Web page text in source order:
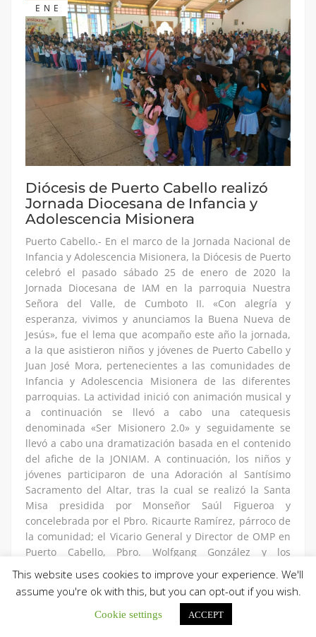
ENE
Diócesis de Puerto Cabello realizó
Jornada Diocesana de Infancia y
Adolescencia Misionera
Puerto Cabello.- En el marco de la Jornada Nacional de
Infancia y Adolescencia Misionera, la Diócesis de Puerto
celebró el pasado sábado 25 de enero de 2020 la
Jornada Diocesana de IAM en la parroquia Nuestra
Señora del Valle, de Cumboto II. «Con alegría y
esperanza, vivimos y anunciamos la Buena Nueva de
Jesús», fue el lema que acompaño este año la jornada,
a la que asistieron niños y jóvenes de Puerto Cabello y
Juan José Mora, pertenecientes a las comunidades de
Infancia y Adolescencia Misionera de las diferentes
parroquias. La actividad inició con animación musical y
a continuación se llevó a cabo una catequesis
denominada «Ser Misionero 2.0» y seguidamente se
llevó a cabo una dramatización basada en el contenido
del afiche de la JONIAM. A continuación, los niños y
jóvenes participaron de una Adoración al Santísimo
Sacramento del Altar, tras la cual se realizó la Santa
Misa presidida por Monseñor Saúl Figueroa y
concelebrada por el Pbro. Ricaurte Ramírez, párroco de
la comunidad; el Vicario General y Director de OMP en
Puerto Cabello, Pbro. Wolfgang González y los
sacerdotes Williams Campos y David Malpica. Al
concluir la Eucaristía los niños y jóvenes fueron
consagrados y recibieron sus respectivas bufandas:
verde, amarilla y roja, y al finalizar, el secretariado
This website uses cookies to improve your experience. We'll
assume you're ok with this, but you can opt-out if you wish.
Cookie settings ACCEPT